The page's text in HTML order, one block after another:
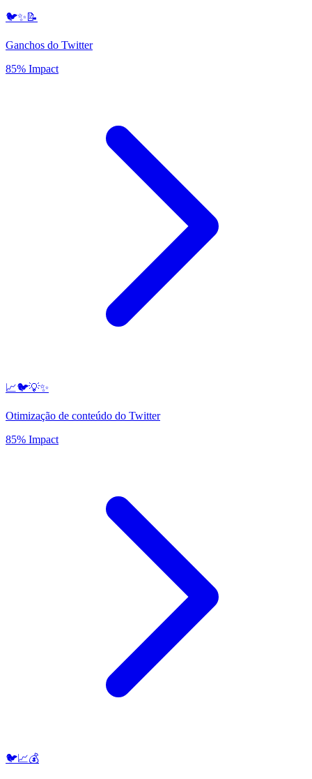
🐦✨📝
Ganchos do Twitter
85% Impact
📈🐦💡✨
Otimização de conteúdo do Twitter
85% Impact
🐦📈💰